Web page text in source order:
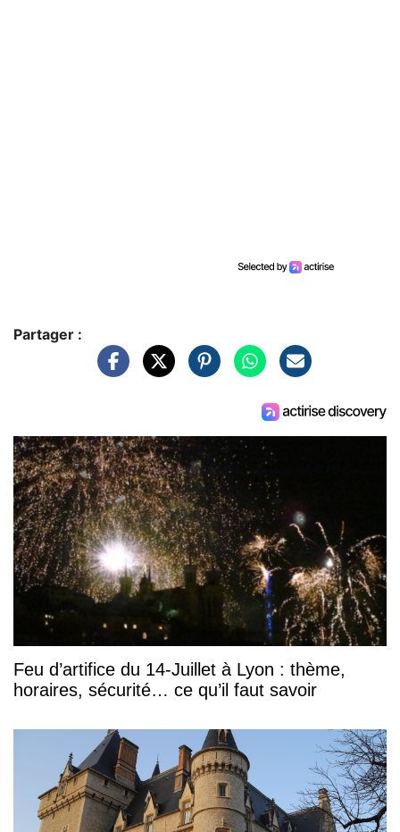
Partager :
Feu d’artifice du 14-Juillet à Lyon : thème,
horaires, sécurité… ce qu’il faut savoir